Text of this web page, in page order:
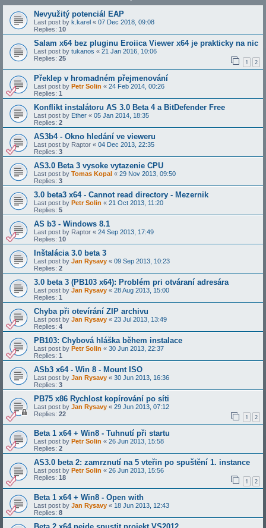
Nevyužitý potenciál EAP
Last post by k.karel « 07 Dec 2018, 09:08
Replies: 10
Salam x64 bez pluginu Eroiica Viewer x64 je prakticky na nic
Last post by tukanos « 21 Jan 2016, 10:06
Replies: 25 1 2
Překlep v hromadném přejmenování
Last post by Petr Solin « 24 Feb 2014, 00:26
Replies: 1
Konflikt instalátoru AS 3.0 Beta 4 a BitDefender Free
Last post by Ether « 05 Jan 2014, 18:35
Replies: 2
AS3b4 - Okno hledání ve vieweru
Last post by Raptor « 04 Dec 2013, 22:35
Replies: 3
AS3.0 Beta 3 vysoke vytazenie CPU
Last post by Tomas Kopal « 29 Nov 2013, 09:50
Replies: 3
3.0 beta3 x64 - Cannot read directory - Mezernik
Last post by Petr Solin « 21 Oct 2013, 11:20
Replies: 5
AS b3 - Windows 8.1
Last post by Raptor « 24 Sep 2013, 17:49
Replies: 10
Inštalácia 3.0 beta 3
Last post by Jan Rysavy « 09 Sep 2013, 10:23
Replies: 2
3.0 beta 3 (PB103 x64): Problém pri otváraní adresára
Last post by Jan Rysavy « 28 Aug 2013, 15:00
Replies: 1
Chyba při otevírání ZIP archivu
Last post by Jan Rysavy « 23 Jul 2013, 13:49
Replies: 4
PB103: Chybová hláška během instalace
Last post by Petr Solin « 30 Jun 2013, 22:37
Replies: 1
ASb3 x64 - Win 8 - Mount ISO
Last post by Jan Rysavy « 30 Jun 2013, 16:36
Replies: 3
PB75 x86 Rychlost kopírování po síti
Last post by Jan Rysavy « 29 Jun 2013, 07:12
Replies: 22 1 2
Beta 1 x64 + Win8 - Tuhnutí při startu
Last post by Petr Solin « 26 Jun 2013, 15:58
Replies: 2
AS3.0 beta 2: zamrznutí na 5 vteřin po spuštění 1. instance
Last post by Petr Solin « 26 Jun 2013, 15:56
Replies: 18 1 2
Beta 1 x64 + Win8 - Open with
Last post by Jan Rysavy « 18 Jun 2013, 12:43
Replies: 8